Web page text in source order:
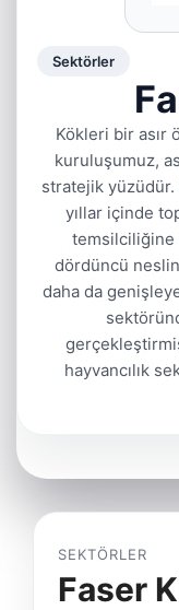
Sektörler
Kökleri bir asır
kuruluşumuz,
stratejik
yıllar içinde
temsilciliğine
dördüncü
daha da
hayvancılık
SEKTÖRLER
Faser